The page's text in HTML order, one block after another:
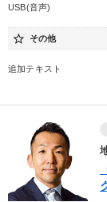
USB(音声)
star_border その他
追加テキスト